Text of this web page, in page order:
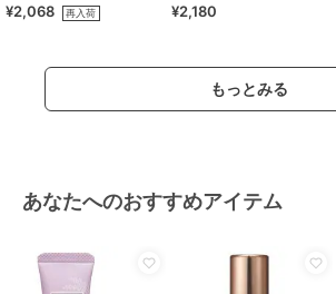
¥2,068 再入荷 ¥2,180
もっとみる
あなたへのおすすめアイテム